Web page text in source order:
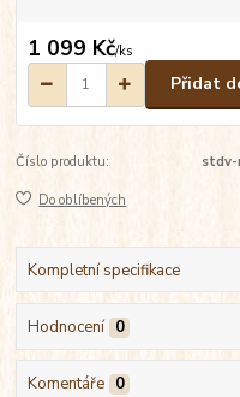
1 099 Kč/ks
Přidat
Číslo produktu:
Do oblíbených
Kompletní specifikace
Hodnocení 0
Komentáře 0